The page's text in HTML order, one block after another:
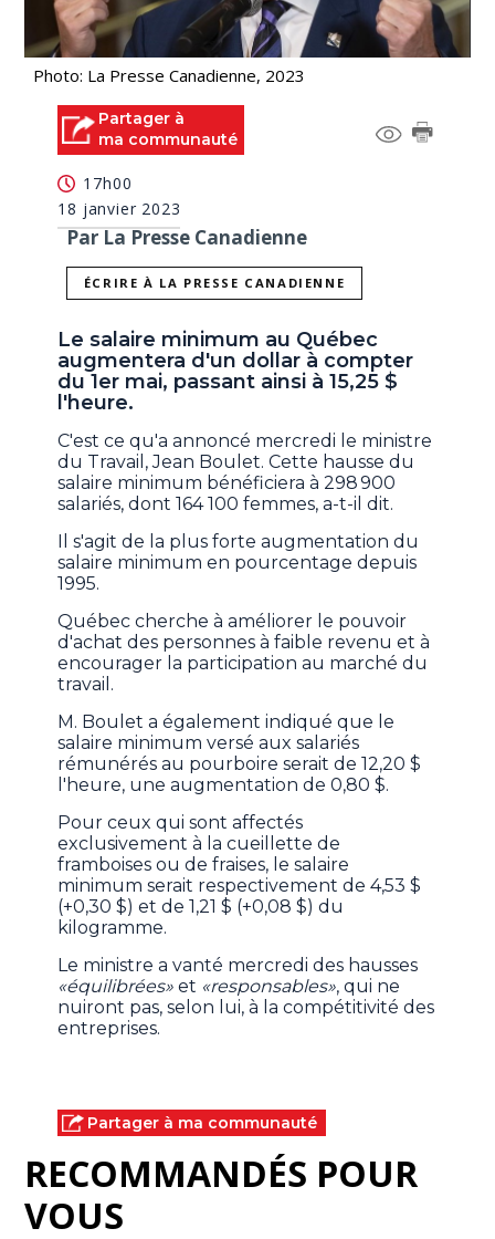
Photo: La Presse Canadienne, 2023
Partager à
ma communauté
17h00
18 janvier 2023
Par La Presse Canadienne
ÉCRIRE À LA PRESSE CANADIENNE
Le salaire minimum au Québec
augmentera d'un dollar à compter
du 1er mai, passant ainsi à 15,25 $
l'heure.
C'est ce qu'a annoncé mercredi le ministre
du Travail, Jean Boulet. Cette hausse du
salaire minimum bénéficiera à 298 900
salariés, dont 164 100 femmes, a-t-il dit.
Il s'agit de la plus forte augmentation du
salaire minimum en pourcentage depuis
1995.
Québec cherche à améliorer le pouvoir
d'achat des personnes à faible revenu et à
encourager la participation au marché du
travail.
M. Boulet a également indiqué que le
salaire minimum versé aux salariés
rémunérés au pourboire serait de 12,20 $
l'heure, une augmentation de 0,80 $.
Pour ceux qui sont affectés
exclusivement à la cueillette de
framboises ou de fraises, le salaire
minimum serait respectivement de 4,53 $
(+0,30 $) et de 1,21 $ (+0,08 $) du
kilogramme.
Le ministre a vanté mercredi des hausses
«équilibrées» et «responsables», qui ne
nuiront pas, selon lui, à la compétitivité des
entreprises.
Partager à ma communauté
RECOMMANDÉS POUR
VOUS